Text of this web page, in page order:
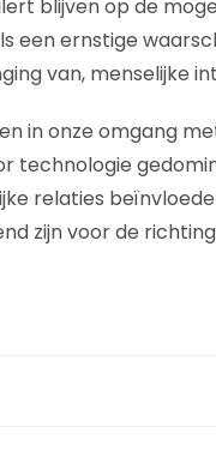
blijven op de
een ernstige
van, menselijke
in onze omgang
technologie
relaties
zijn voor de